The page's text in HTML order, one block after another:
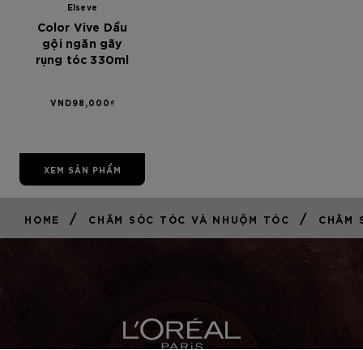
Elseve
Color Vive Dầu
gội ngăn gãy
rụng tóc 330ml
VND98,000₫
XEM SẢN PHẨM
HOME / CHĂM SÓC TÓC VÀ NHUỘM TÓC / CHĂM